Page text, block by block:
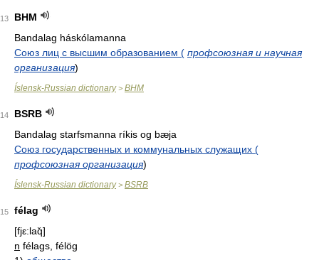
13
BHM
Bandalag háskólamanna
Союз лиц с высшим образованием ( профсоюзная и научная
организация)
Íslensk-Russian dictionary> BHM
14
BSRB
Bandalag starfsmanna ríkis og bæja
Союз государственных и коммунальных служащих (
профсоюзная организация)
Íslensk-Russian dictionary> BSRB
15
félag
[fjε:laq̌]
n félags, félög